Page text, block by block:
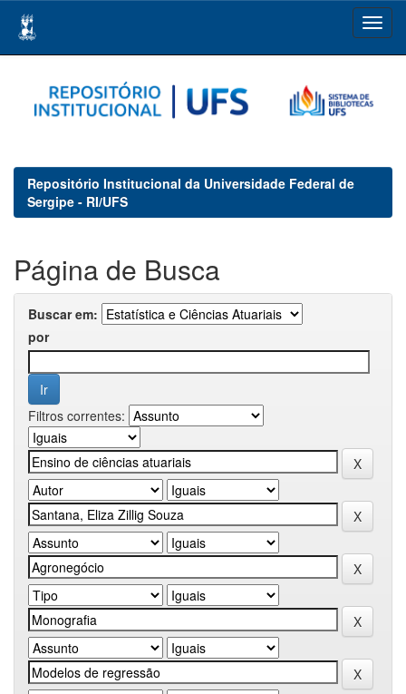
navigation
Repositório Institucional da Universidade Federal de
Sergipe - RI/UFS
Página de Busca
Buscar em:
por
Filtros correntes: